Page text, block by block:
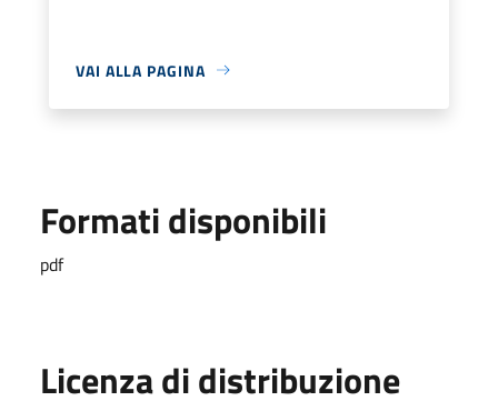
VAI ALLA PAGINA
Formati disponibili
pdf
Licenza di distribuzione